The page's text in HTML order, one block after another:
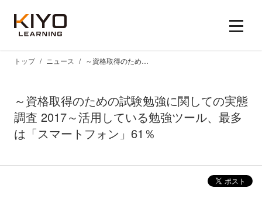
～資格取得のための試験勉強に関しての実態
調査 2017～活用している勉強ツール、最多
は「スマートフォン」61％
トップ ニュース ～資格取得のための試験勉強に関しての実態調査 2017～活用している勉強ツール、最多は「スマートフォン」61％